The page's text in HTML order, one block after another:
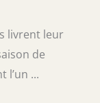
livrent leur
de
l’un ...